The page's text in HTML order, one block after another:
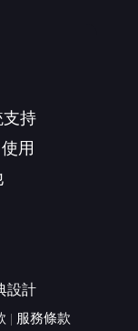
支持
用
設計
| 服務條款